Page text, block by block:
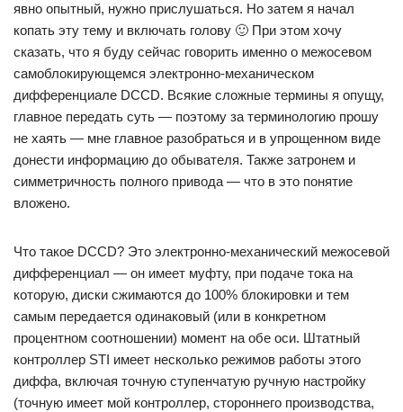
явно опытный, нужно прислушаться. Но затем я начал
копать эту тему и включать голову 🙂 При этом хочу
сказать, что я буду сейчас говорить именно о межосевом
самоблокирующемся электронно-механическом
дифференциале DCCD. Всякие сложные термины я опущу,
главное передать суть — поэтому за терминологию прошу
не хаять — мне главное разобраться и в упрощенном виде
донести информацию до обывателя. Также затронем и
симметричность полного привода — что в это понятие
вложено.
Что такое DCCD? Это электронно-механический межосевой
дифференциал — он имеет муфту, при подаче тока на
которую, диски сжимаются до 100% блокировки и тем
самым передается одинаковый (или в конкретном
процентном соотношении) момент на обе оси. Штатный
контроллер STI имеет несколько режимов работы этого
диффа, включая точную ступенчатую ручную настройку
(точную имеет мой контроллер, стороннего производства,